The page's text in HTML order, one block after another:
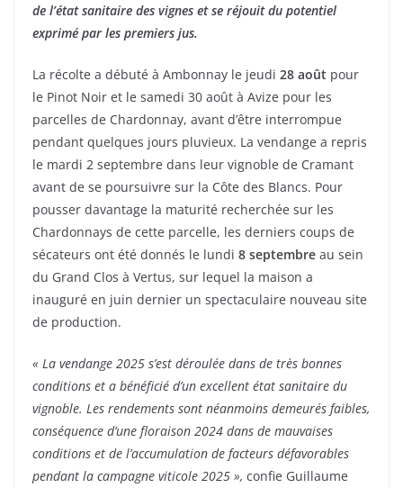
de l’état sanitaire des vignes et se réjouit du potentiel
exprimé par les premiers jus.
La récolte a débuté à Ambonnay le jeudi 28 août pour
le Pinot Noir et le samedi 30 août à Avize pour les
parcelles de Chardonnay, avant d’être interrompue
pendant quelques jours pluvieux. La vendange a repris
le mardi 2 septembre dans leur vignoble de Cramant
avant de se poursuivre sur la Côte des Blancs. Pour
pousser davantage la maturité recherchée sur les
Chardonnays de cette parcelle, les derniers coups de
sécateurs ont été donnés le lundi 8 septembre au sein
du Grand Clos à Vertus, sur lequel la maison a
inauguré en juin dernier un spectaculaire nouveau site
de production.
« La vendange 2025 s’est déroulée dans de très bonnes
conditions et a bénéficié d’un excellent état sanitaire du
vignoble. Les rendements sont néanmoins demeurés faibles,
conséquence d’une floraison 2024 dans de mauvaises
conditions et de l’accumulation de facteurs défavorables
pendant la campagne viticole 2025 », confie Guillaume